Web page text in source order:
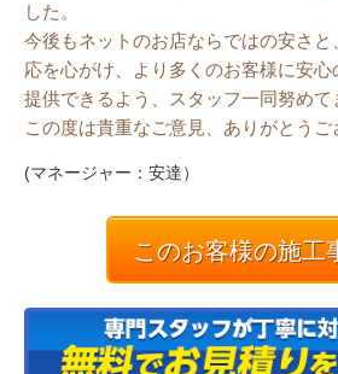
した。
今後もネットのお店ならではの安さ
応を心がけ、より多くのお客様に安
提供できるよう、スタッフ一同努めて
この度は貴重なご意見、ありがとうご
(マネージャー：安達）
このお客様の施工